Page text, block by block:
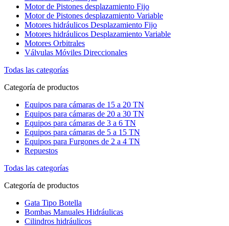
Motor de Pistones desplazamiento Fijo
Motor de Pistones desplazamiento Variable
Motores hidráulicos Desplazamiento Fijo
Motores hidráulicos Desplazamiento Variable
Motores Orbitrales
Válvulas Móviles Direccionales
Todas las categorías
Categoría de productos
Equipos para cámaras de 15 a 20 TN
Equipos para cámaras de 20 a 30 TN
Equipos para cámaras de 3 a 6 TN
Equipos para cámaras de 5 a 15 TN
Equipos para Furgones de 2 a 4 TN
Repuestos
Todas las categorías
Categoría de productos
Gata Tipo Botella
Bombas Manuales Hidráulicas
Cilindros hidráulicos